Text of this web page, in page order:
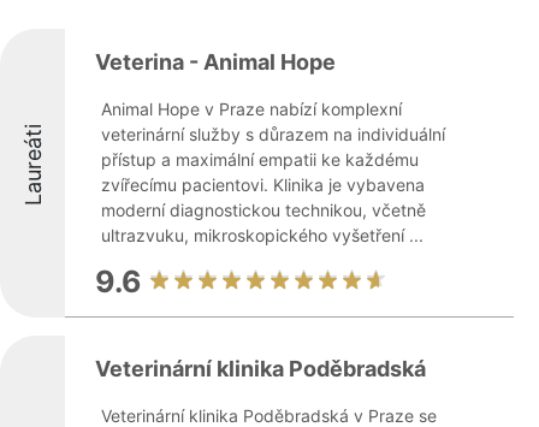
Laureáti
Veterina - Animal Hope
Animal Hope v Praze nabízí komplexní
veterinární služby s důrazem na individuální
přístup a maximální empatii ke každému
zvířecímu pacientovi. Klinika je vybavena
moderní diagnostickou technikou, včetně
ultrazvuku, mikroskopického vyšetření ...
9.6
Veterinární klinika Poděbradská
Veterinární klinika Poděbradská v Praze se